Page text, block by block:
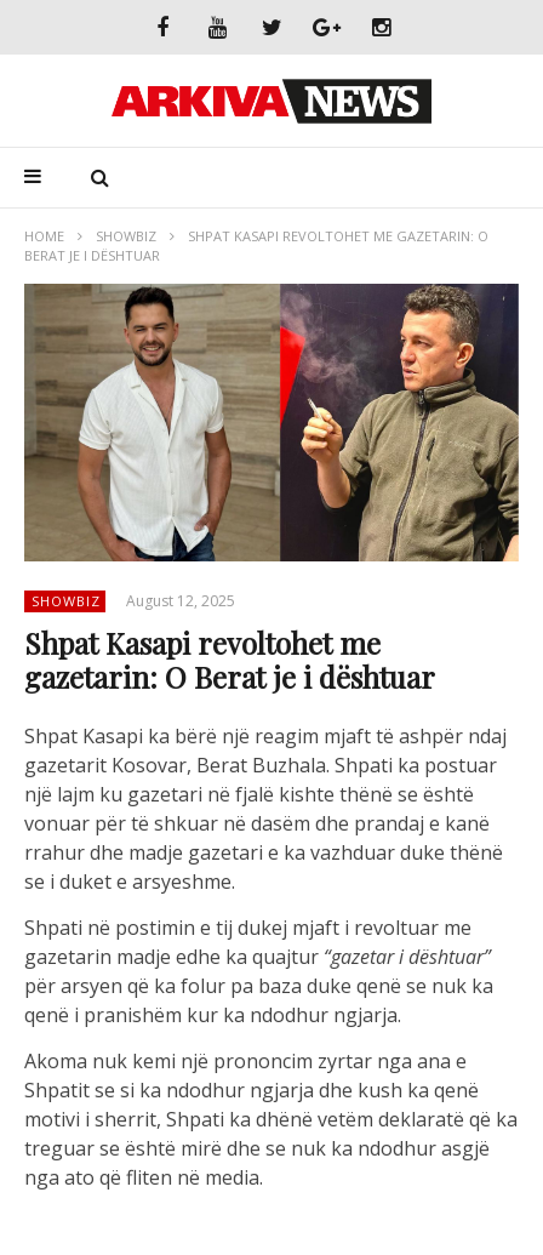
HOME SHOWBIZ
SHPAT KASAPI REVOLTOHET ME GAZETARIN: O
BERAT JE I DËSHTUAR
SHOWBIZ August 12, 2025
Shpat Kasapi revoltohet me
gazetarin: O Berat je i dështuar
Shpat Kasapi ka bërë një reagim mjaft të ashpër ndaj
gazetarit Kosovar, Berat Buzhala. Shpati ka postuar
një lajm ku gazetari në fjalë kishte thënë se është
vonuar për të shkuar në dasëm dhe prandaj e kanë
rrahur dhe madje gazetari e ka vazhduar duke thënë
se i duket e arsyeshme.
Shpati në postimin e tij dukej mjaft i revoltuar me
gazetarin madje edhe ka quajtur “gazetar i dështuar”
për arsyen që ka folur pa baza duke qenë se nuk ka
qenë i pranishëm kur ka ndodhur ngjarja.
Akoma nuk kemi një prononcim zyrtar nga ana e
Shpatit se si ka ndodhur ngjarja dhe kush ka qenë
motivi i sherrit, Shpati ka dhënë vetëm deklaratë që ka
treguar se është mirë dhe se nuk ka ndodhur asgjë
nga ato që fliten në media.